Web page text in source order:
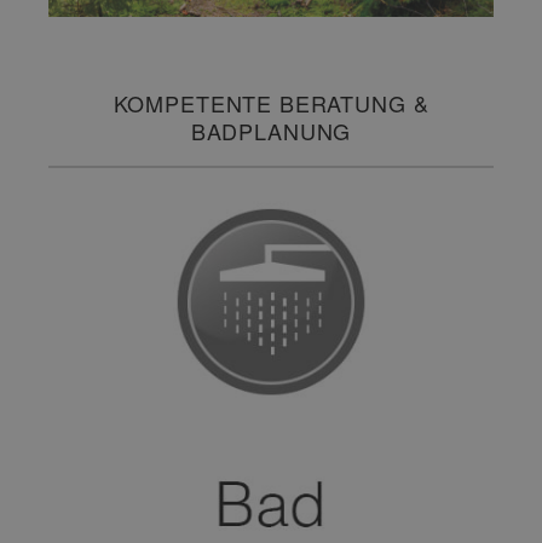
KOMPETENTE BERATUNG &
BADPLANUNG